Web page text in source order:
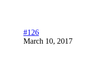
#126
March 10, 2017